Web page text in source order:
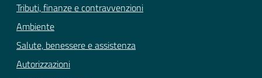
Tributi, finanze e contravvenzioni
Ambiente
Salute, benessere e assistenza
Autorizzazioni